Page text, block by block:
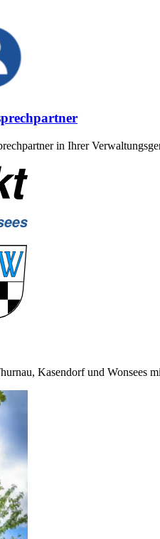
in Ihrer
Kasendorf und Wonsees